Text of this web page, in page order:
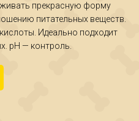
прекрасную форму
питательных веществ.
Идеально подходит
pH — контроль.